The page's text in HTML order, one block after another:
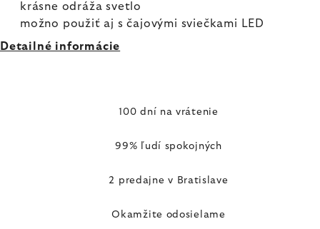
krásne odráža svetlo
možno použiť aj s čajovými sviečkami LED
Detailné informácie
100 dní na vrátenie
99% ľudí spokojných
2 predajne v Bratislave
Okamžite odosielame